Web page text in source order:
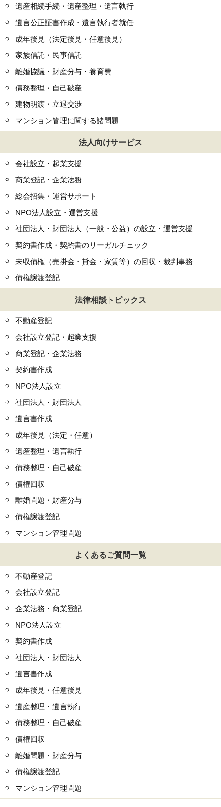
遺産相続手続・遺産整理・遺言執行
遺言公正証書作成・遺言執行者就任
成年後見（法定後見・任意後見）
家族信託・民事信託
離婚協議・財産分与・養育費
債務整理・自己破産
建物明渡・立退交渉
マンション管理に関する諸問題
法人向けサービス
会社設立・起業支援
商業登記・企業法務
総会招集・運営サポート
NPO法人設立・運営支援
社団法人・財団法人（一般・公益）の設立・運営支援
契約書作成・契約書のリーガルチェック
未収債権（売掛金・貸金・家賃等）の回収・裁判事務
債権譲渡登記
法律相談トピックス
不動産登記
会社設立登記・起業支援
商業登記・企業法務
契約書作成
NPO法人設立
社団法人・財団法人
遺言書作成
成年後見（法定・任意）
遺産整理・遺言執行
債務整理・自己破産
債権回収
離婚問題・財産分与
債権譲渡登記
マンション管理問題
よくあるご質問一覧
不動産登記
会社設立登記
企業法務・商業登記
NPO法人設立
契約書作成
社団法人・財団法人
遺言書作成
成年後見・任意後見
遺産整理・遺言執行
債務整理・自己破産
債権回収
離婚問題・財産分与
債権譲渡登記
マンション管理問題